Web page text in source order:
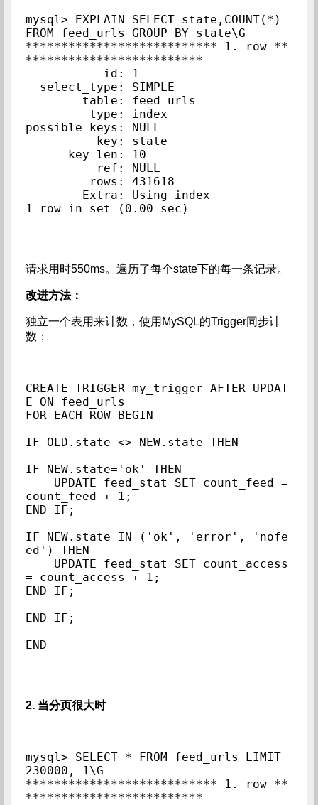
mysql> EXPLAIN SELECT state,COUNT(*)
FROM feed_urls GROUP BY state\G
*************************** 1. row **
*************************
possible_keys: NULL
请求用时550ms。遍历了每个state下的每一条记录。
改进方法：
独立一个表用来计数，使用MySQL的Trigger同步计
数：
CREATE TRIGGER my_trigger AFTER UPDAT
E ON feed_urls
FOR EACH ROW BEGIN
IF OLD.state <> NEW.state THEN
IF NEW.state='ok' THEN
count_feed + 1;
END IF;
IF NEW.state IN ('ok', 'error', 'nofe
ed') THEN
= count_access + 1;
END IF;
END IF;
2. 当分页很大时
mysql> SELECT * FROM feed_urls LIMIT
230000, 1\G
*************************** 1. row **
*************************